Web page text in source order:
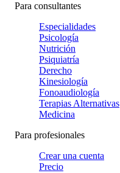
Para consultantes
Especialidades
Psicología
Nutrición
Psiquiatría
Derecho
Kinesiología
Fonoaudiología
Terapias Alternativas
Medicina
Para profesionales
Crear una cuenta
Precio